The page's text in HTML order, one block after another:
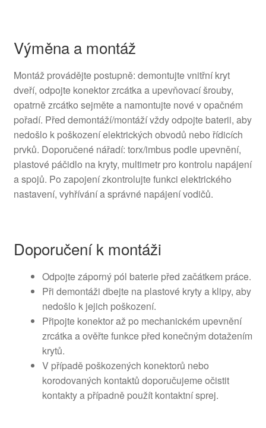
Výměna a montáž
Montáž provádějte postupně: demontujte vnitřní kryt
dveří, odpojte konektor zrcátka a upevňovací šrouby,
opatrně zrcátko sejměte a namontujte nové v opačném
pořadí. Před demontáží/montáží vždy odpojte baterii, aby
nedošlo k poškození elektrických obvodů nebo řídicích
prvků. Doporučené nářadí: torx/imbus podle upevnění,
plastové páčidlo na kryty, multimetr pro kontrolu napájení
a spojů. Po zapojení zkontrolujte funkci elektrického
nastavení, vyhřívání a správné napájení vodičů.
Doporučení k montáži
Odpojte záporný pól baterie před začátkem práce.
Při demontáži dbejte na plastové kryty a klipy, aby
nedošlo k jejich poškození.
Připojte konektor až po mechanickém upevnění
zrcátka a ověřte funkce před konečným dotažením
krytů.
V případě poškozených konektorů nebo
korodovaných kontaktů doporučujeme očistit
kontakty a případně použít kontaktní sprej.